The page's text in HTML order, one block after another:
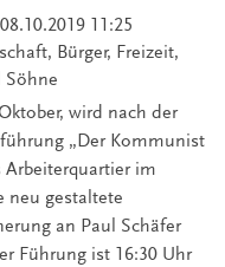
08.10.2019 11:25
Bürger, Freizeit,
Söhne
wird nach der
„Der Kommunist
Arbeiterquartier im
neu gestaltete
an Paul Schäfer
Führung ist 16:30 Uhr